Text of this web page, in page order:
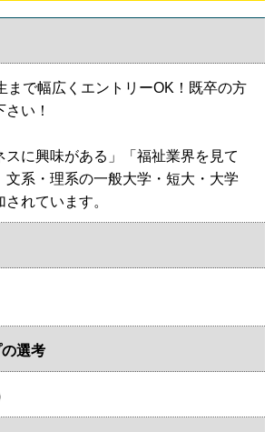
まで幅広くエントリーOK！既卒の方
い！
スに興味がある」「福祉業界を見て
文系・理系の一般大学・短大・大学
れています。
選考